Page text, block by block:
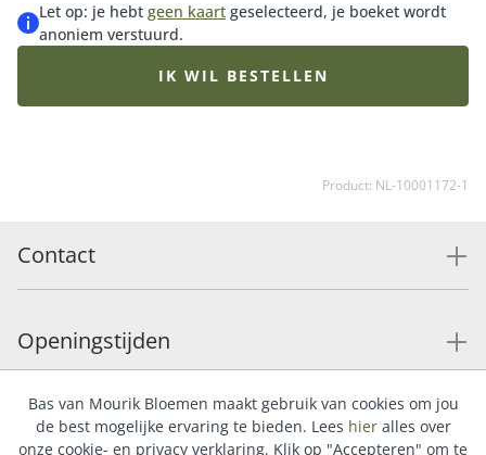
afwijken van de getoonde afbeelding.
Let op: je hebt geen kaart geselecteerd, je boeket wordt
anoniem verstuurd.
IK WIL BESTELLEN
Product: NL-10001172-1
Contact
Openingstijden
Service
Bas van Mourik Bloemen maakt gebruik van cookies om jou
de best mogelijke ervaring te bieden. Lees hieralles over
onze cookie- en privacy verklaring. Klik op "Accepteren" om te